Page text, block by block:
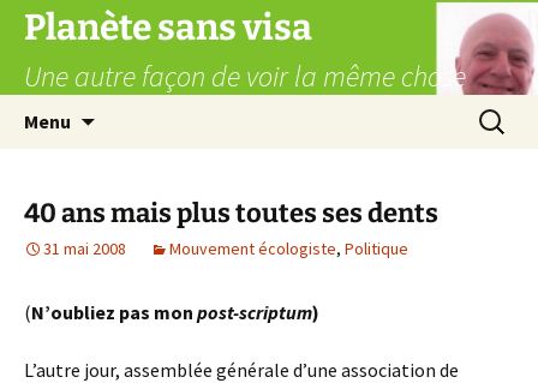
Aller
contenu
Planète sans visa
Une autre façon de voir la même chose
Menu
40 ans mais plus toutes ses dents
31 mai 2008 Mouvement écologiste, Politique
(N’oubliez pas mon post-scriptum)
L’autre jour, assemblée générale d’une association de